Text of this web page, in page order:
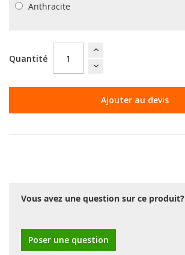
Anthracite
Quantité
Ajouter au devis
Vous avez une question sur ce produit?
Poser une question